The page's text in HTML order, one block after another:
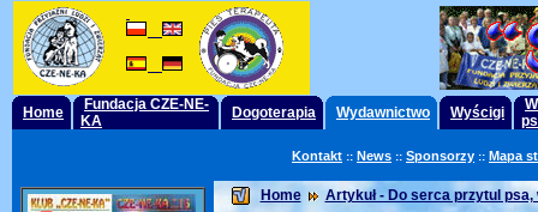
Home
Fundacja CZE-NE-
KA
Dogoterapia Wydawnictwo Wyścigi
Kontakt :: News :: Sponsorzy :: Mapa
Home Artykuł - Do serca przytul psa,